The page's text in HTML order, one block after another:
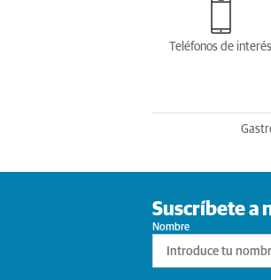
Teléfonos de interés
Suscríbete a
Nombre